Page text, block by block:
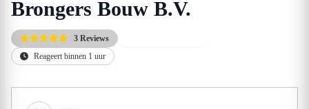
Brongers Bouw B.V.
3 Reviews
Reageert binnen 1 uur